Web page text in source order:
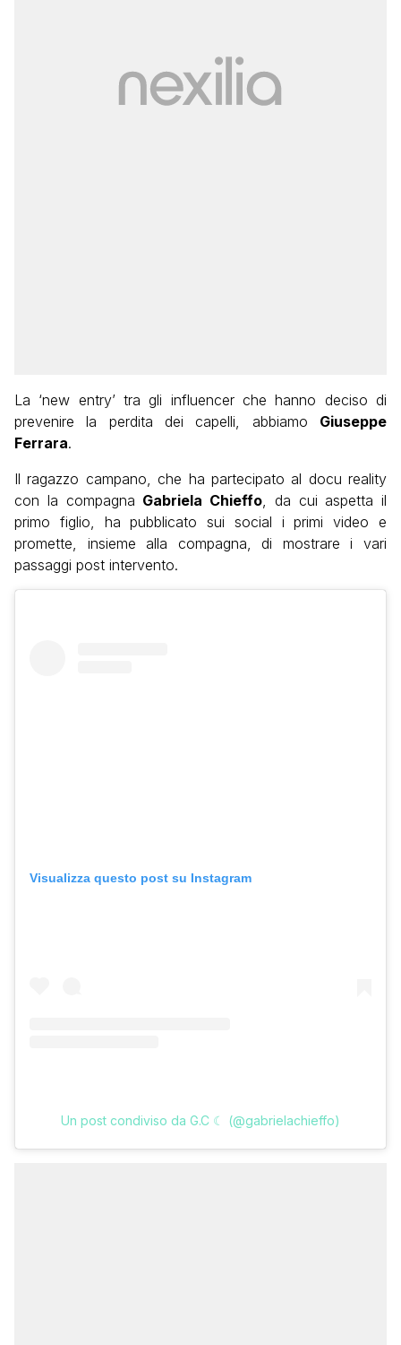
La ‘new entry’ tra gli influencer che hanno deciso di
prevenire la perdita dei capelli, abbiamo Giuseppe
Ferrara.
Il ragazzo campano, che ha partecipato al docu reality
con la compagna Gabriela Chieffo, da cui aspetta il
primo figlio, ha pubblicato sui social i primi video e
promette, insieme alla compagna, di mostrare i vari
passaggi post intervento.
Visualizza questo post su Instagram
Un post condiviso da G.C ☾ (@gabrielachieffo)